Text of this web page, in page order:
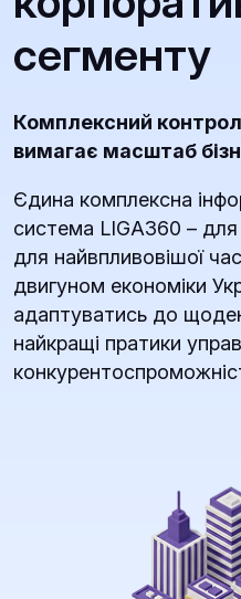
сегменту
Комплексний
вимагає масштаб
Єдина комплексна
система LIGA360 – для
для найвпливовішої
двигуном економіки
адаптуватись до
найкращі пратики